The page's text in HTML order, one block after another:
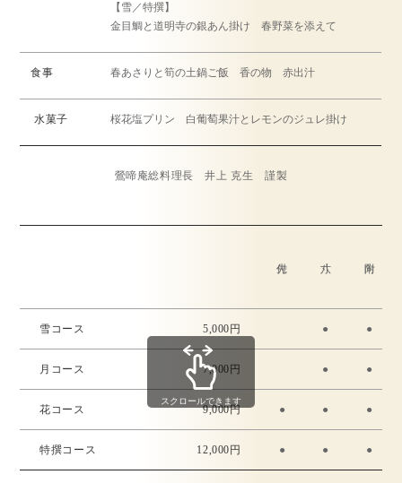
【雪／特撰】
金目鯛と道明寺の銀あん掛け 春野菜を添えて
食事 春あさりと筍の土鍋ご飯 香の物 赤出汁
水菓子 桜花塩プリン 白葡萄果汁とレモンのジュレ掛け
鶯啼庵総料理長 井上 克生 謹製
雪コース 5,000円 ● ●
月コース 7,000円 ● ●
花コース 9,000円 ● ● ●
特撰コース 12,000円 ● ● ●
スクロールできます